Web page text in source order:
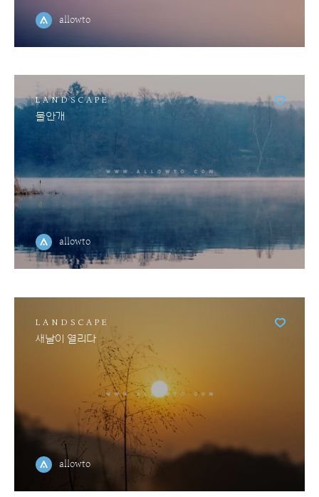
allowto
LANDSCAPE
물안개
allowto
LANDSCAPE
새날이 열리다
allowto